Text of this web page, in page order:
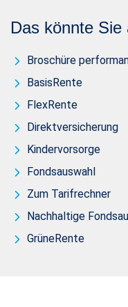
Das könnte Sie
Broschüre
BasisRente
FlexRente
Direktversicherung
Kindervorsorge
Fondsauswahl
Zum Tarifrechner
Nachhaltige
GrüneRente